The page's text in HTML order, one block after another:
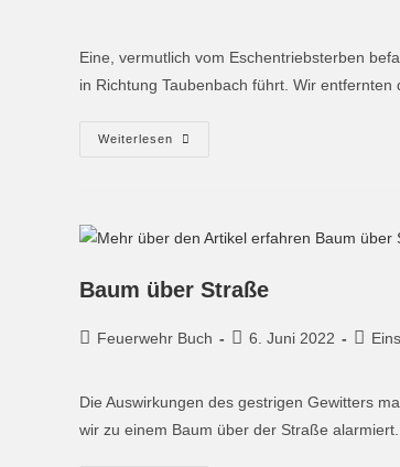
Eine, vermutlich vom Eschentriebsterben
in Richtung Taubenbach führt. Wir
Weiterlesen
Baum über Straße
Feuerwehr Buch 6. Juni 2022
Die Auswirkungen des gestrigen Gewitters
wir zu einem Baum über der Straße